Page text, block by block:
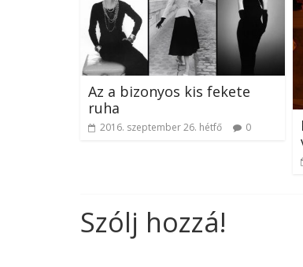
Az a bizonyos kis fekete
ruha
2016. szeptember 26. hétfő 0
Szólj hozzá!